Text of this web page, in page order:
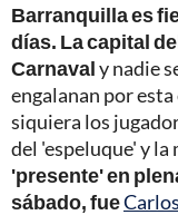
Barranquilla es
días. La capital
Carnavaly nadie
engalanan por
siquiera los
del 'espeluque' y la
'presente' en
sábado, fue